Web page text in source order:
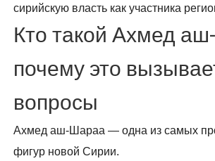
сирийскую власть как участника
Кто такой Ахмед
почему это
вопросы
Ахмед аш-Шараа — одна из самых
фигур новой Сирии.